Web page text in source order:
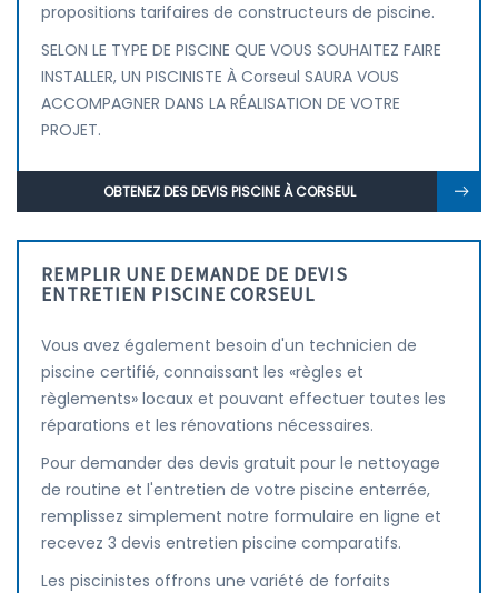
propositions tarifaires de constructeurs de piscine.
SELON LE TYPE DE PISCINE QUE VOUS SOUHAITEZ FAIRE
INSTALLER, UN PISCINISTE À Corseul SAURA VOUS
ACCOMPAGNER DANS LA RÉALISATION DE VOTRE
PROJET.
OBTENEZ DES DEVIS PISCINE À CORSEUL
REMPLIR UNE DEMANDE DE DEVIS
ENTRETIEN PISCINE CORSEUL
Vous avez également besoin d'un technicien de
piscine certifié, connaissant les «règles et
règlements» locaux et pouvant effectuer toutes les
réparations et les rénovations nécessaires.
Pour demander des devis gratuit pour le nettoyage
de routine et l'entretien de votre piscine enterrée,
remplissez simplement notre formulaire en ligne et
recevez 3 devis entretien piscine comparatifs.
Les piscinistes offrons une variété de forfaits